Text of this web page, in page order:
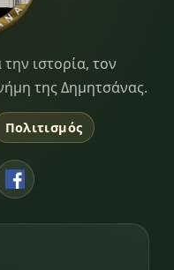
ιστορία, τον
της Δημητσάνας.
Πολιτισμός